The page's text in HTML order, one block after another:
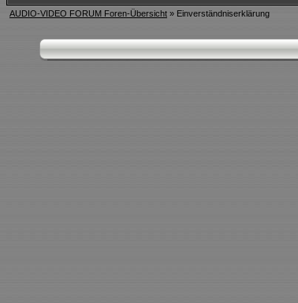
AUDIO-VIDEO FORUM Foren-Übersicht » Einverständniserklärung